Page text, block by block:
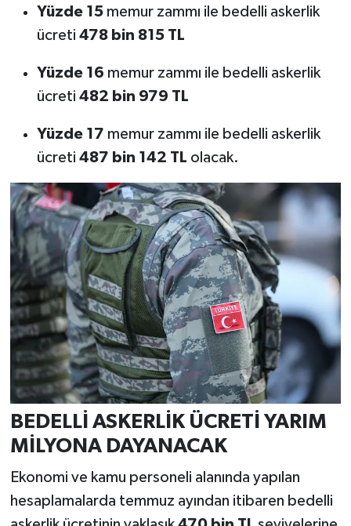
Yüzde 15memur zammı ile bedelli askerlik
ücreti 478 bin 815 TL
Yüzde 16 memur zammı ile bedelli askerlik
ücreti 482 bin 979 TL
Yüzde 17 memur zammı ile bedelli askerlik
ücreti 487 bin 142 TL olacak.
BEDELLİ ASKERLİK ÜCRETİ YARIM
MİLYONA DAYANACAK
Ekonomi ve kamu personeli alanında yapılan
hesaplamalarda temmuz ayından itibaren bedelli